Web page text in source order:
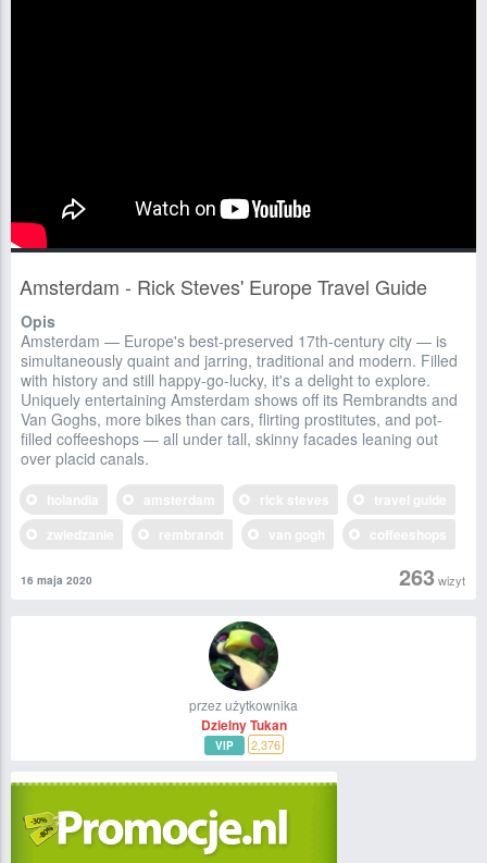
Amsterdam - Rick Steves' Europe Travel Guide
Opis
Amsterdam — Europe's best-preserved 17th-century city — is
simultaneously quaint and jarring, traditional and modern. Filled
with history and still happy-go-lucky, it's a delight to explore.
Uniquely entertaining Amsterdam shows off its Rembrandts and
Van Goghs, more bikes than cars, flirting prostitutes, and pot-
filled coffeeshops — all under tall, skinny facades leaning out
over placid canals.
263wizyt
16 maja 2020
przez użytkownika
Dzielny Tukan
VIP 2,376